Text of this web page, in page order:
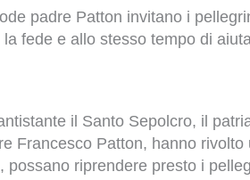
padre Patton invitano i
fede e allo stesso tempo di
il Santo Sepolcro, il
Francesco Patton, hanno
riprendere presto i